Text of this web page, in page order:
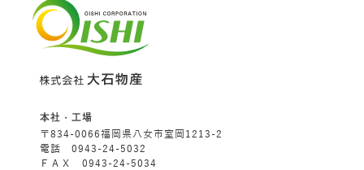
本社・工場
〒834-0066福岡県八女市室岡1213-2
電話 0943-24-5032
ＦＡＸ 0943-24-5034